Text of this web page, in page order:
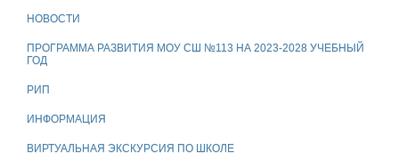
НОВОСТИ
ПРОГРАММА РАЗВИТИЯ МОУ СШ №113 НА 2023-2028 УЧЕБНЫЙ
ГОД
РИП
ИНФОРМАЦИЯ
ВИРТУАЛЬНАЯ ЭКСКУРСИЯ ПО ШКОЛЕ